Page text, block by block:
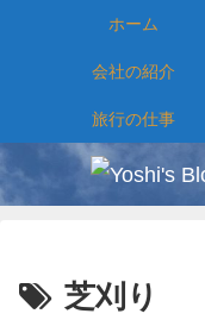
ホーム
会社の紹介
旅行の仕事
芝刈り